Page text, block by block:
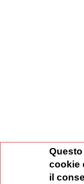
cookie
il